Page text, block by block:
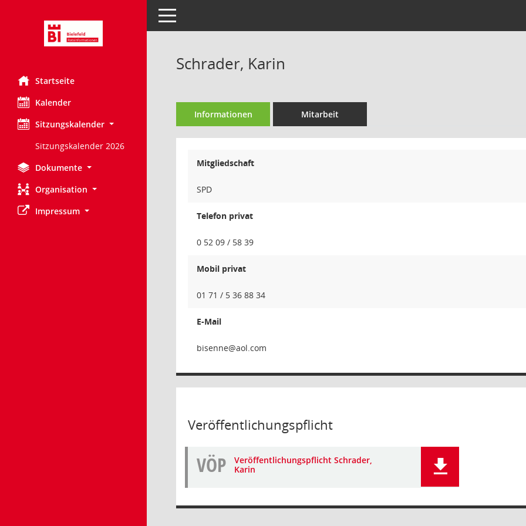
Startseite
Kalender
Sitzungskalender
Sitzungskalender 2026
Dokumente
Organisation
Impressum
Toggle navigation
Schrader, Karin
Informationen Mitarbeit
Mitgliedschaft
SPD
Telefon privat
0 52 09 / 58 39
Mobil privat
01 71 / 5 36 88 34
E-Mail
enn
Veröffentlichungspflicht
VÖP
Veröffentlichungspflicht Schrader,
Karin